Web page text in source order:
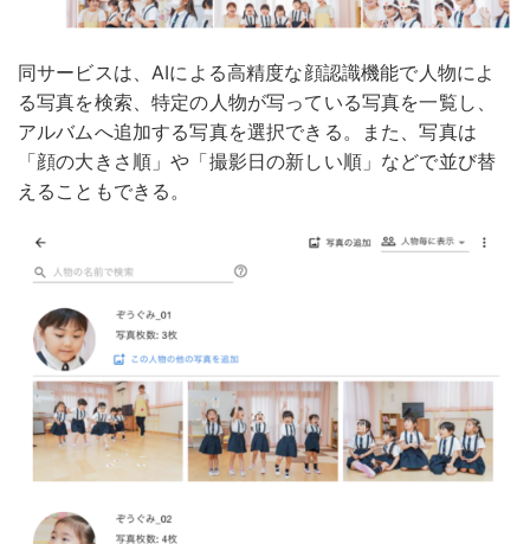
同サービスは、AIによる高精度な顔認識機能で人物によ
る写真を検索、特定の人物が写っている写真を一覧し、
アルバムへ追加する写真を選択できる。また、写真は
「顔の大きさ順」や「撮影日の新しい順」などで並び替
えることもできる。